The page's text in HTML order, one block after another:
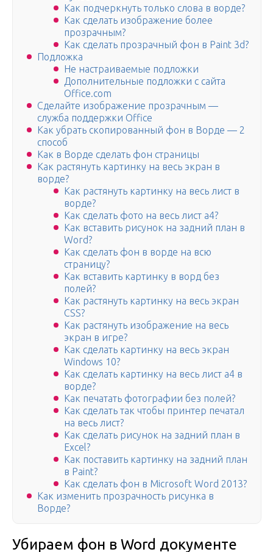
Как подчеркнуть только слова в ворде?
Как сделать изображение более
прозрачным?
Как сделать прозрачный фон в Paint 3d?
Подложка
Не настраиваемые подложки
Дополнительные подложки с сайта
Office.com
Сделайте изображение прозрачным —
служба поддержки Office
Как убрать скопированный фон в Ворде — 2
способ
Как в Ворде сделать фон страницы
Как растянуть картинку на весь экран в
ворде?
Как растянуть картинку на весь лист в
ворде?
Как сделать фото на весь лист а4?
Как вставить рисунок на задний план в
Word?
Как сделать фон в ворде на всю
страницу?
Как вставить картинку в ворд без
полей?
Как растянуть картинку на весь экран
CSS?
Как растянуть изображение на весь
экран в игре?
Как сделать картинку на весь экран
Windows 10?
Как сделать картинку на весь лист а4 в
ворде?
Как печатать фотографии без полей?
Как сделать так чтобы принтер печатал
на весь лист?
Как сделать рисунок на задний план в
Excel?
Как поставить картинку на задний план
в Paint?
Как сделать фон в Microsoft Word 2013?
Как изменить прозрачность рисунка в
Ворде?
Убираем фон в Word документе